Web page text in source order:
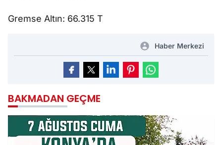
Gremse Altın: 66.315 T
Haber Merkezi
BAKMADAN GEÇME